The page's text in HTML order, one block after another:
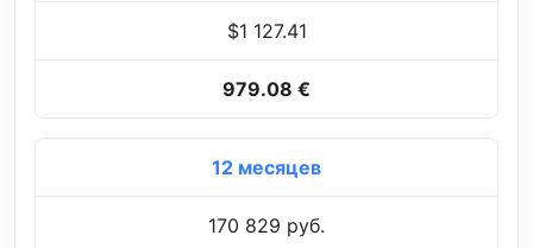
$1 127.41
979.08 €
12 месяцев
170 829 руб.